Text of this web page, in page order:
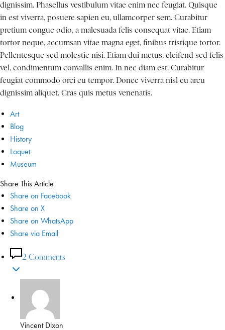
dignissim. Phasellus vestibulum vitae enim nec feugiat. Quisque
in est viverra, posuere sapien eu, ullamcorper sem. Curabitur
pretium congue odio, a malesuada felis consequat vitae. Etiam
tortor neque, accumsan vitae magna eget, finibus tristique tortor.
Pellentesque sed molestie nisi. Etiam dui metus, eleifend sed felis
vel, condimentum convallis enim. In nec diam est. Curabitur
feugiat commodo orci eu tempor. Donec viverra nisl eu arcu
dignissim aliquet. Cras quis metus venenatis.
Art
Blog
History
Loquet
Museum
Share This Article
Share on Facebook
Share on X
Share on WhatsApp
Share via Email
2 Comments
Vincent Dixon